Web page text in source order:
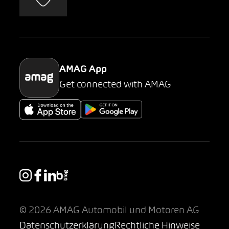
Parking
AMAG App
Get connected with AMAG
© 2026 AMAG Automobil und Motoren AG
DatenschutzerklärungRechtliche Hinweise